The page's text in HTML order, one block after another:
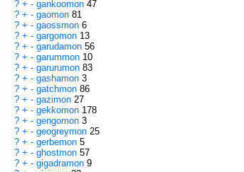
? + - gankoomon 47
? + - gaomon 81
? + - gaossmon 6
? + - gargomon 13
? + - garudamon 56
? + - garummon 10
? + - garurumon 83
? + - gashamon 3
? + - gatchmon 86
? + - gazimon 27
? + - gekkomon 178
? + - gengomon 3
? + - geogreymon 25
? + - gerbemon 5
? + - ghostmon 57
? + - gigadramon 9